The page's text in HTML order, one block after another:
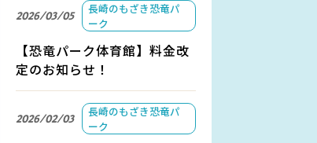
2026/03/05
長崎のもざき恐竜パ
ーク
【恐竜パーク体育館】料金改
定のお知らせ！
2026/02/03
長崎のもざき恐竜パ
ーク